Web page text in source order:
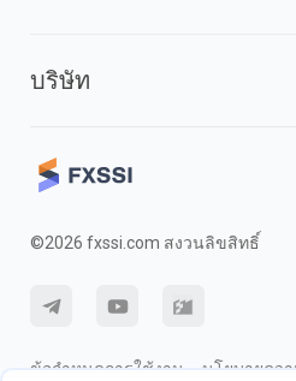
บริษัท
©2026 fxssi.com สงวนลิขสิทธิ์
ข้อกำหนดการใช้งาน
นโยบายคว